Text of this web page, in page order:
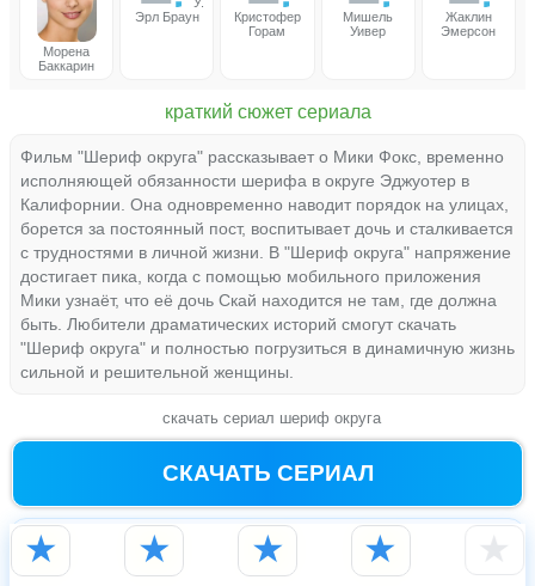
Морена
Баккарин
Эрл Браун
Кристофер
Горам
Мишель
Уивер
Жаклин
Эмерсон
краткий сюжет сериала
Фильм "Шериф округа" рассказывает о Мики Фокс, временно
исполняющей обязанности шерифа в округе Эджуотер в
Калифорнии. Она одновременно наводит порядок на улицах,
борется за постоянный пост, воспитывает дочь и сталкивается
с трудностями в личной жизни. В "Шериф округа" напряжение
достигает пика, когда с помощью мобильного приложения
Мики узнаёт, что её дочь Скай находится не там, где должна
быть. Любители драматических историй смогут скачать
"Шериф округа" и полностью погрузиться в динамичную жизнь
сильной и решительной женщины.
скачать сериал шериф округа
СКАЧАТЬ СЕРИАЛ
★ ★ ★ ★ ★